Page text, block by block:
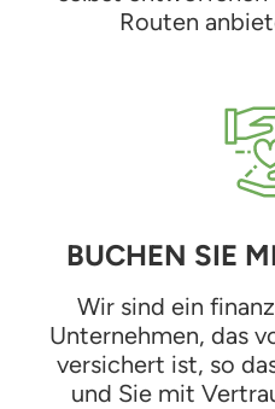
Routen
BUCHEN SIE
Wir sind ein
Unternehmen, das
versichert ist, so
und Sie mit